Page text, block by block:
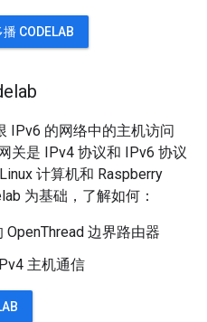
CODELAB
IPv6 的网络中的主机访问
关是 IPv4 协议和 IPv6 协议
计算机和 Raspberry
为基础，了解如何：
边界路由器
主机通信